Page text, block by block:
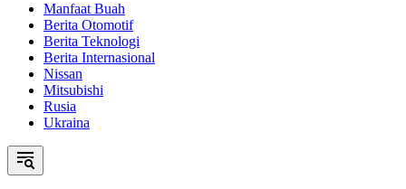
Manfaat Buah
Berita Otomotif
Berita Teknologi
Berita Internasional
Nissan
Mitsubishi
Rusia
Ukraina